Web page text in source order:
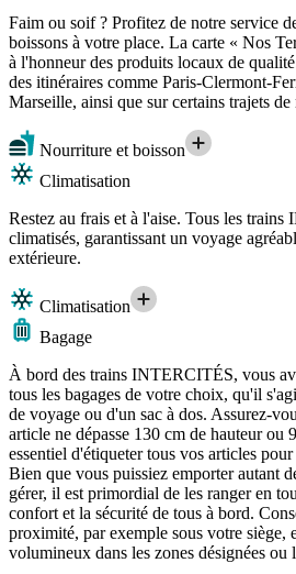
Faim ou soif ? Profitez de notre service
boissons à votre place. La carte « Nos
à l'honneur des produits locaux de
des itinéraires comme Paris-Clermont-
Marseille, ainsi que sur certains trajets de
Nourriture et boisson
Climatisation
Restez au frais et à l'aise. Tous les
climatisés, garantissant un voyage
extérieure.
Climatisation
Bagage
À bord des trains INTERCITÉS, vous
tous les bagages de votre choix, qu'il
de voyage ou d'un sac à dos. Assurez-
article ne dépasse 130 cm de hauteur ou
essentiel d'étiqueter tous vos articles
Bien que vous puissiez emporter autant
gérer, il est primordial de les ranger en
confort et la sécurité de tous à bord.
proximité, par exemple sous votre siège,
volumineux dans les zones désignées ou